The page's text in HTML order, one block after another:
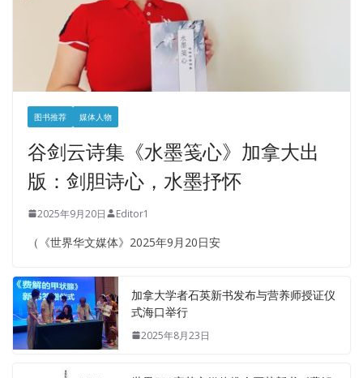
图书推荐 媒体人物
谷剑云诗集《水墨笺心》加拿大出
版：剑胆诗心，水墨抒怀
2025年9月20日 Editor1
（《世界华文媒体》2025年9月20日安
加拿大学者石英新书发布与营养师授证仪
式海口举行
2025年8月23日